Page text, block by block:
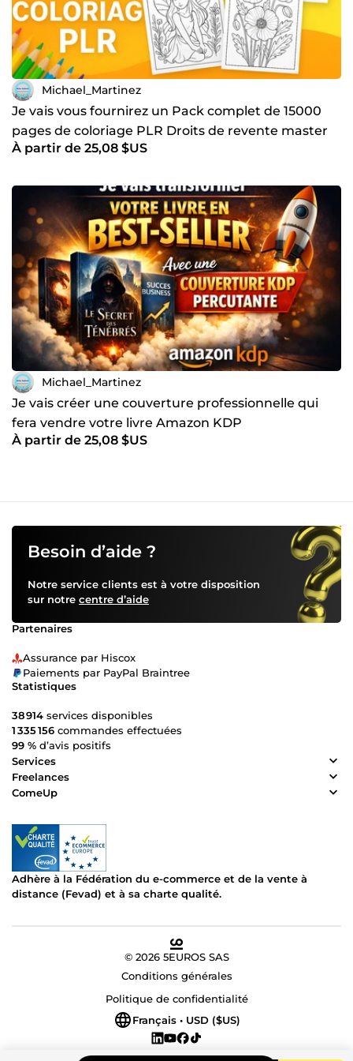
Michael_Martinez
Je vais vous fournirez un Pack complet de 15000
pages de coloriage PLR Droits de revente master
À partir de 25,08 $US
Michael_Martinez
Je vais créer une couverture professionnelle qui
fera vendre votre livre Amazon KDP
À partir de 25,08 $US
Besoin d’aide ?
Notre service clients est à votre disposition
sur notre centre d’aide
Partenaires
Assurance par Hiscox
Paiements par PayPal Braintree
Statistiques
38 914 services disponibles
1 335 156 commandes effectuées
99 % d’avis positifs
Services
Freelances
ComeUp
Adhère à la Fédération du e-commerce et de la vente à
distance (Fevad) et à sa charte qualité.
© 2026 5EUROS SAS
Conditions générales
Politique de confidentialité
Français • USD ($US)